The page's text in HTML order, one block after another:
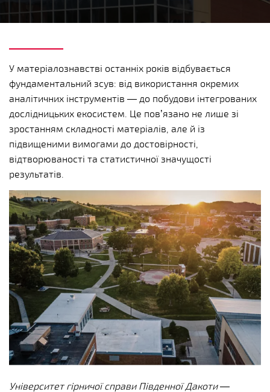
У матеріалознавстві останніх років відбувається
фундаментальний зсув: від використання окремих
аналітичних інструментів — до побудови інтегрованих
дослідницьких екосистем. Це пов’язано не лише зі
зростанням складності матеріалів, але й із
підвищеними вимогами до достовірності,
відтворюваності та статистичної значущості
результатів.
Університет гірничої справи Південної Дакоти —